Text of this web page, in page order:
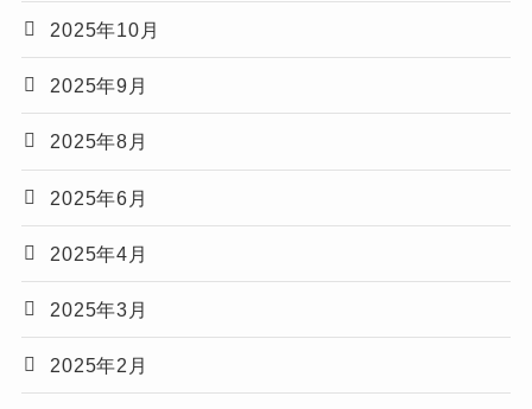
2025年10月
2025年9月
2025年8月
2025年6月
2025年4月
2025年3月
2025年2月